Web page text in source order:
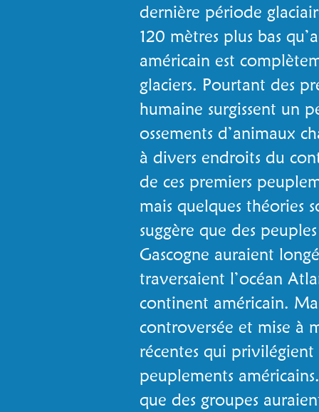
dernière période
120 mètres plus bas
américain est
glaciers. Pourtant des
humaine surgissent un
ossements d’animaux
à divers endroits du
de ces premiers
mais quelques théories
suggère que des
Gascogne auraient
traversaient l’océan
continent américain.
controversée et mise à
récentes qui privilégient
peuplements
que des groupes